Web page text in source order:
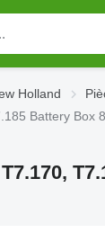
Holland
Battery Box